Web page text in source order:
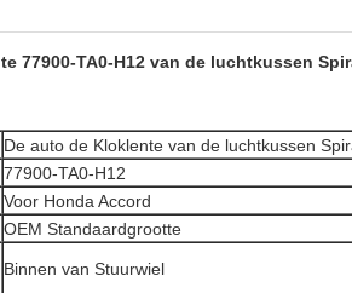
77900-TA0-H12 van de luchtkussen
De auto de Kloklente van de luchtkussen
77900-TA0-H12
Voor Honda Accord
OEM Standaardgrootte
Binnen van Stuurwiel